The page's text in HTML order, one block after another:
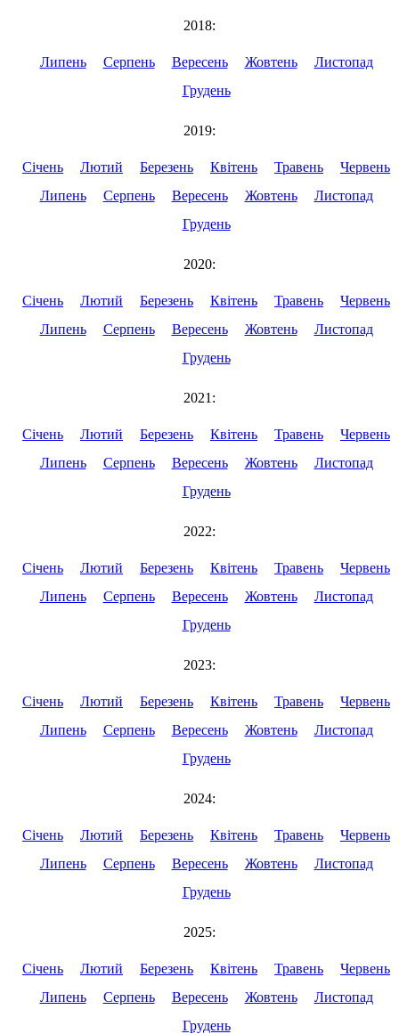
2018:
Липень Серпень Вересень Жовтень
Листопад
Грудень
2019:
Січень Лютий Березень Квітень Травень
Червень
Липень
Серпень Вересень Жовтень
Листопад
Грудень
2020:
Січень Лютий Березень Квітень Травень
Червень
Липень
Серпень Вересень Жовтень
Листопад
Грудень
2021:
Січень Лютий Березень Квітень Травень
Червень
Липень
Серпень Вересень Жовтень
Листопад
Грудень
2022:
Січень Лютий Березень Квітень Травень
Червень
Липень
Серпень Вересень Жовтень
Листопад
Грудень
2023:
Січень Лютий Березень Квітень Травень
Червень
Липень
Серпень Вересень Жовтень
Листопад
Грудень
2024:
Січень Лютий Березень Квітень Травень
Червень
Липень
Серпень Вересень Жовтень
Листопад
Грудень
2025:
Січень Лютий Березень Квітень Травень
Червень
Липень
Серпень Вересень Жовтень
Листопад
Грудень